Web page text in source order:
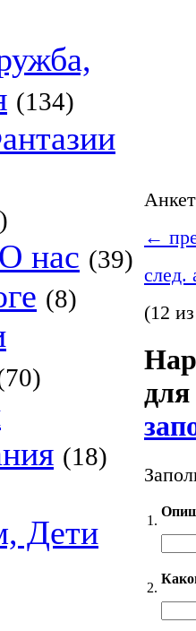
(134)
нас (39)
(8)
(18)
Дети
←
след.
(12
1.
2.